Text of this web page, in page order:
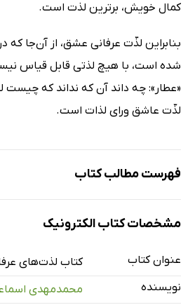
کمال خویش، برترین لذت است.
بنابراین لذّت عرفانی عشق، از آن‌جا
شده است، با هیچ لذتی قابل قیاس
«عطار»: چه داند آن که نداند که
لذّت عاشق ورای لذات است.
فهرست مطالب کتاب
انواع لذّت
لذت‌گرایی شخصی آریستیپوس
مشخصات کتاب الکترونیک
عنوان کتاب
کتاب لذت‌های
نویسنده
محمدمهدی